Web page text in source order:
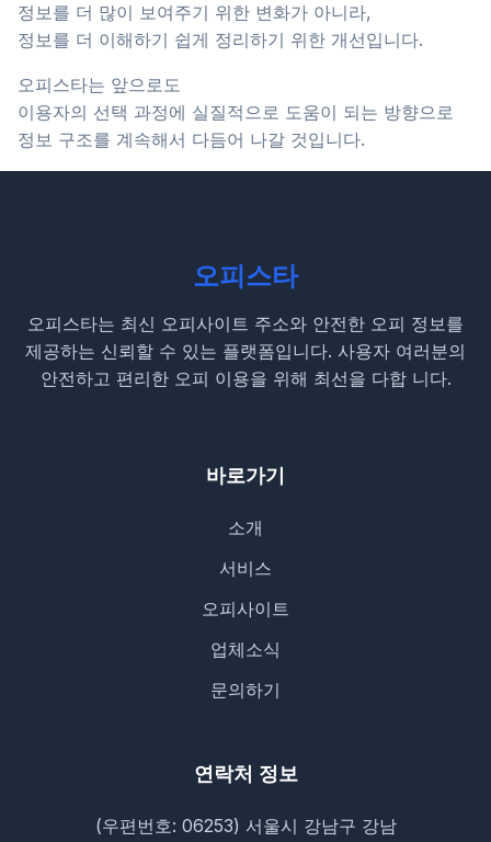
정보를 더 많이 보여주기 위한 변화가 아니라,
정보를 더 이해하기 쉽게 정리하기 위한 개선입니다.
오피스타는 앞으로도
이용자의 선택 과정에 실질적으로 도움이 되는 방향으로
정보 구조를 계속해서 다듬어 나갈 것입니다.
오피스타
오피스타는 최신 오피사이트 주소와 안전한 오피 정보를
제공하는 신뢰할 수 있는 플랫폼입니다. 사용자 여러분의
안전하고 편리한 오피 이용을 위해 최선을 다합 니다.
바로가기
소개
서비스
오피사이트
업체소식
문의하기
연락처 정보
(우편번호: 06253) 서울시 강남구 강남